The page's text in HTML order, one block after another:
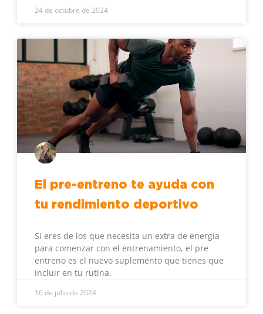
24 de octubre de 2024
El pre-entreno te ayuda con
tu rendimiento deportivo
Si eres de los que necesita un extra de energía
para comenzar con el entrenamiento, el pre
entreno es el nuevo suplemento que tienes que
incluir en tu rutina.
16 de julio de 2024